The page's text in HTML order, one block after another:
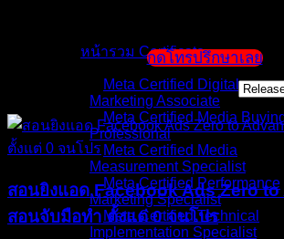
หน้ารวม Certificate
Meta Certified Digital
Marketing Associate
Meta Certified Media
Professional
Meta Certified Media
Measurement Specialist
Meta Certified Performance
Marketing Specialist
Meta Certified Technical
Implementation Specialist
กดโทรปรึกษาเลย
สอนยิงแอด Facebook Ads Zero to
สอนจับมือทำ ตั้งแต่ 0 จนโปร